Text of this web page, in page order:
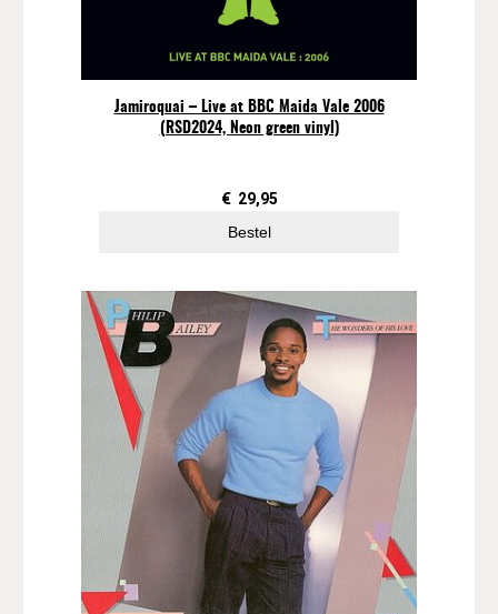
Jamiroquai – Live at BBC Maida Vale 2006
(RSD2024, Neon green vinyl)
€ 29,95
Bestel